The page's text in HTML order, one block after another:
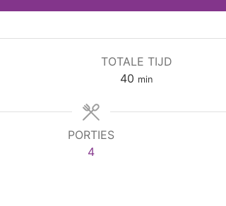
TOTALE TIJD
40 min
PORTIES
4